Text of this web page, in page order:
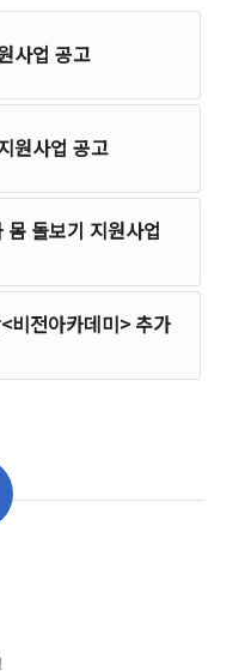
사업 공고
원사업 공고
돌보기 지원사업
비전아카데미> 추가